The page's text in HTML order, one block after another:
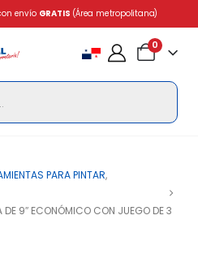
envío GRATIS (Área metropolitana)
0
PARA PINTAR,
DE 9″ ECONÓMICO CON JUEGO DE 3